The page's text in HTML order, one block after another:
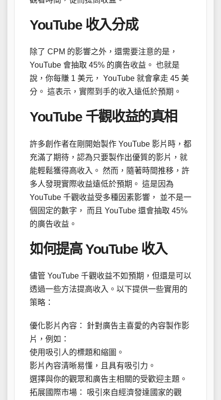
YouTube 收入分成
除了 CPM 的影響之外，還需要注意的是，
YouTube 會抽取 45% 的廣告收益。 也就是
說，你每賺 1 美元， YouTube 就會拿走 45 美
分。 這表示，實際到手的收入遠低於預期。
YouTube 千觀收益的真相
許多創作者在剛開始製作 YouTube 影片時，都
充滿了期待，認為只要製作出優質的影片，就
能輕鬆獲得高收入。 然而，隨著時間推移，許
多人發現實際收益遠低於預期。 這是因為
YouTube 千觀收益受多種因素影響， 並不是一
個固定的數字， 而且 YouTube 還會抽取 45%
的廣告收益。
如何提高 YouTube 收入
儘管 YouTube 千觀收益不如預期，但還是可以
透過一些方法提高收入。以下提供一些實用的
策略：
優化影片內容： 針對廣告主喜愛的內容製作影
片，例如：
使用吸引人的標題和縮圖。
影片內容清晰易懂，且具有吸引力。
選擇與你的觀眾和廣告主相關的受歡迎主題。
拓展國際市場： 吸引來自經濟發達國家的觀